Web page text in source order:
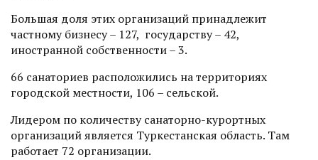
Большая доля этих организаций принадлежит
частному бизнесу – 127, государству – 42,
иностранной собственности – 3.
66 санаториев расположились на территориях
городской местности, 106 – сельской.
Лидером по количеству санаторно-курортных
организаций является Туркестанская область. Там
работает 72 организации.